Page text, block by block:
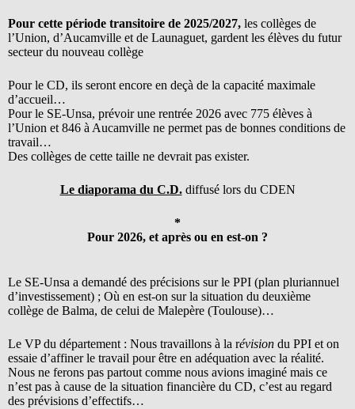
Pour cette période transitoire de 2025/2027, les collèges de
l’Union, d’Aucamville et de Launaguet, gardent les élèves du futur
secteur du nouveau collège
Pour le CD, ils seront encore en deçà de la capacité maximale
d’accueil…
Pour le SE-Unsa, prévoir une rentrée 2026 avec 775 élèves à
l’Union et 846 à Aucamville ne permet pas de bonnes conditions de
travail…
Des collèges de cette taille ne devrait pas exister.
Le diaporama du C.D.diffusé lors du CDEN
*
Pour 2026, et après ou en est-on ?
Le SE-Unsa a demandé des précisions sur le PPI (plan pluriannuel
d’investissement) ; Où en est-on sur la situation du deuxième
collège de Balma, de celui de Malepère (Toulouse)…
Le VP du département : Nous travaillons à la révision du PPI et on
essaie d’affiner le travail pour être en adéquation avec la réalité.
Nous ne ferons pas partout comme nous avions imaginé mais ce
n’est pas à cause de la situation financière du CD, c’est au regard
des prévisions d’effectifs…